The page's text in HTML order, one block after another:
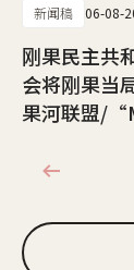
新闻稿 06-08-
刚果民主共
会将刚果当
果河联盟/